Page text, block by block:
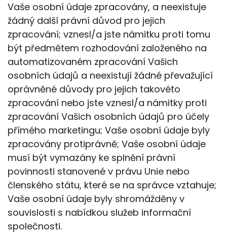
Vaše osobní údaje zpracovány, a neexistuje
žádný další právní důvod pro jejich
zpracování; vznesl/a jste námitku proti tomu
být předmětem rozhodování založeného na
automatizovaném zpracování Vašich
osobních údajů a neexistují žádné převažující
oprávněné důvody pro jejich takovéto
zpracování nebo jste vznesl/a námitky proti
zpracování Vašich osobních údajů pro účely
přímého marketingu; Vaše osobní údaje byly
zpracovány protiprávně; Vaše osobní údaje
musí být vymazány ke splnění právní
povinnosti stanovené v právu Unie nebo
členského státu, které se na správce vztahuje;
Vaše osobní údaje byly shromážděny v
souvislosti s nabídkou služeb informační
společnosti.